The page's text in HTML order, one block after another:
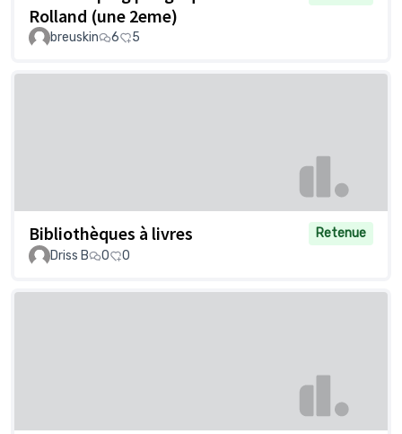
Rolland (une 2eme)
breuskin 6 5
Bibliothèques à livres
Retenue
Driss B
0 0